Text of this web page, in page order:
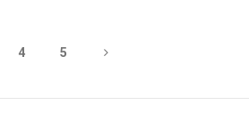
4 5